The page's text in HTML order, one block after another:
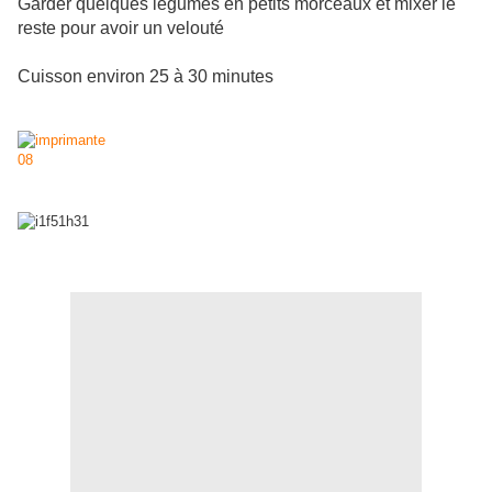
Garder quelques légumes en petits morceaux et mixer le
reste pour avoir un velouté
Cuisson environ 25 à 30 minutes